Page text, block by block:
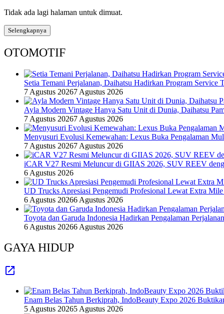
Tidak ada lagi halaman untuk dimuat.
Selengkapnya
OTOMOTIF
Setia Temani Perjalanan, Daihatsu Hadirkan Program
7 Agustus 20267 Agustus 2026
Ayla Modern Vintage Hanya Satu Unit di Dunia, Daihatsu
7 Agustus 20267 Agustus 2026
Menyusuri Evolusi Kemewahan: Lexus Buka Pengalaman
7 Agustus 20267 Agustus 2026
iCAR V27 Resmi Meluncur di GIIAS 2026, SUV REEV
6 Agustus 2026
UD Trucks Apresiasi Pengemudi Profesional Lewat Extra
6 Agustus 20266 Agustus 2026
Toyota dan Garuda Indonesia Hadirkan Pengalaman
6 Agustus 20266 Agustus 2026
GAYA HIDUP
Enam Belas Tahun Berkiprah, IndoBeauty Expo 2026
5 Agustus 20265 Agustus 2026